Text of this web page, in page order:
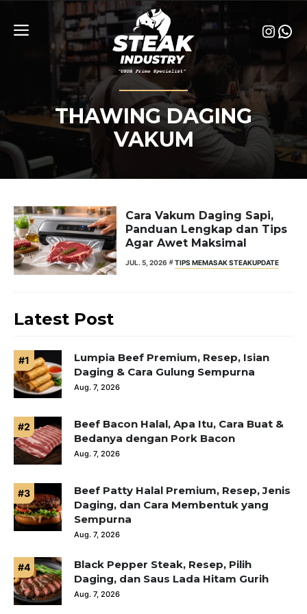
Menu
THAWING DAGING
VAKUM
Cara Vakum Daging Sapi,
Panduan Lengkap dan Tips
Agar Awet Maksimal
JUL. 5, 2026 TIPS MEMASAK STEAKUPDATE
Latest Post
Lumpia Beef Premium, Resep, Isian
Daging & Cara Gulung Sempurna
Aug. 7, 2026
Beef Bacon Halal, Apa Itu, Cara Buat &
Bedanya dengan Pork Bacon
Aug. 7, 2026
Beef Patty Halal Premium, Resep, Jenis
Daging, dan Cara Membentuk yang
Sempurna
Aug. 7, 2026
Black Pepper Steak, Resep, Pilih
Daging, dan Saus Lada Hitam Gurih
Aug. 7, 2026